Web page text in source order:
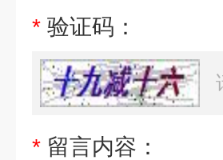
* 验证码：
* 留言内容：